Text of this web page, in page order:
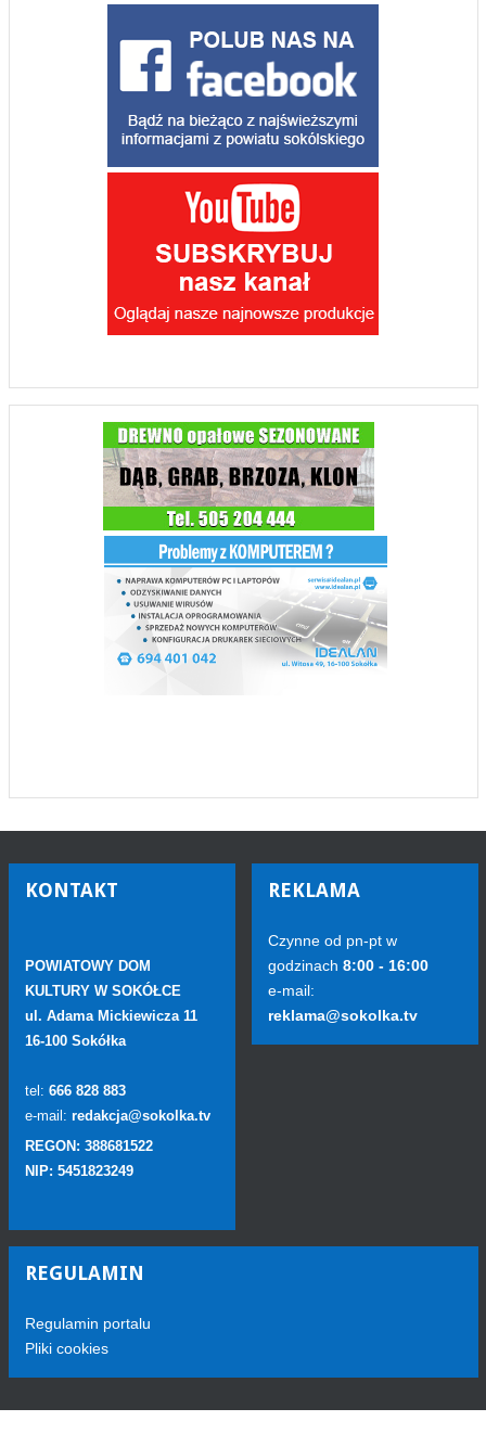
KONTAKT
POWIATOWY DOM
KULTURY W SOKÓŁCE
ul. Adama Mickiewicza 11
16-100 Sokółka
tel: 666 828 883
e-mail: redakcja@sokolka.tv
REGON: 388681522
NIP: 5451823249
REKLAMA
Czynne od pn-pt w
godzinach 8:00 - 16:00
e-mail:
reklama@sokolka.tv
REGULAMIN
Regulamin portalu
Pliki cookies